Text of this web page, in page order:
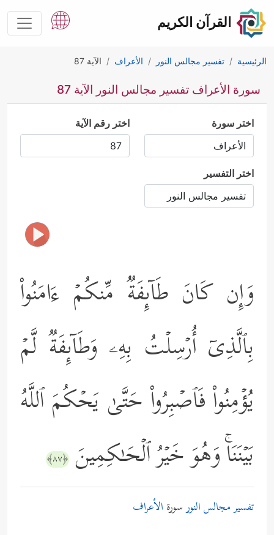
القرآن الكريم
الرئيسية تفسير مجالس النور الأعراف الآية 87
سورة الأعراف تفسير مجالس النور الآية 87
اختر سورة اختر رقم الآية
اختر التفسير
وَإِن كَانَ طَاۤىِٕفَةࣱ مِّنكُمۡ ءَامَنُواْ
بِٱلَّذِیۤ أُرۡسِلۡتُ بِهِۦ وَطَاۤىِٕفَةࣱ لَّمۡ
یُؤۡمِنُواْ فَٱصۡبِرُواْ حَتَّىٰ یَحۡكُمَ ٱللَّهُ
بَیۡنَنَاۚ وَهُوَ خَیۡرُ ٱلۡحَـٰكِمِینَ ﴿٨٧﴾
تفسير مجالس النورسورة الأعراف